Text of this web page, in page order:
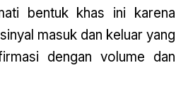
bentuk khas ini karena
masuk dan keluar yang
dengan volume dan